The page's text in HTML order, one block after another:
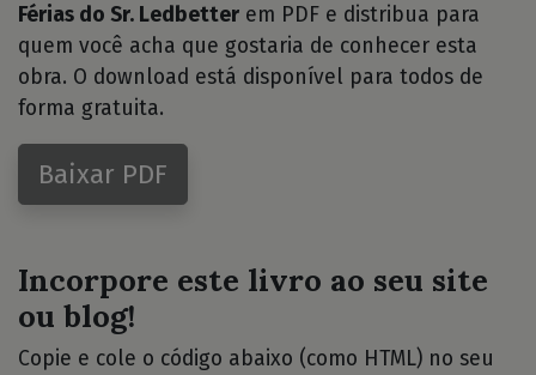
Férias do Sr. Ledbetter em PDF e distribua para
quem você acha que gostaria de conhecer esta
obra. O download está disponível para todos de
forma gratuita.
Baixar PDF
Incorpore este livro ao seu site
ou blog!
Copie e cole o código abaixo (como HTML) no seu